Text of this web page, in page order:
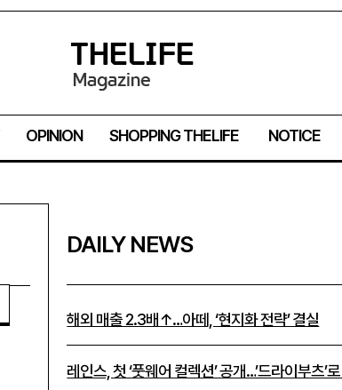
OPINION SHOPPING THELIFE NOTICE
DAILY NEWS
해외 매출 2.3배↑…아떼, ‘현지화 전략’ 결실
레인스, 첫 ‘풋웨어 컬렉션’ 공개…’드라이부츠’